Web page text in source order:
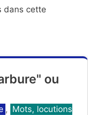
dans cette
ou
, Mots, locutions